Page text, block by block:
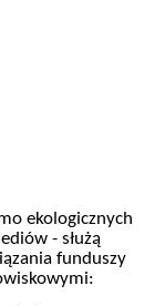
ekologicznych
- służą
funduszy